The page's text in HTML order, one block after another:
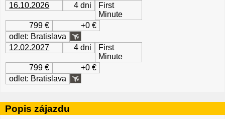
16.10.2026
4 dni
First
Minute
799 €
+0 €
odlet: Bratislava
12.02.2027
4 dni
First
Minute
799 €
+0 €
odlet: Bratislava
Popis zájazdu